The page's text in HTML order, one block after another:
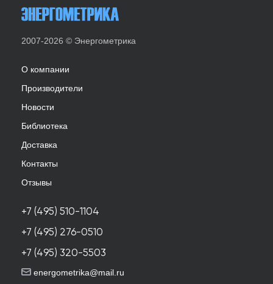
2007-2026 © Энергометрика
О компании
Производители
Новости
Библиотека
Доставка
Контакты
Отзывы
+7 (495) 510-1104
+7 (495) 276-0510
+7 (495) 320-5503
energometrika@mail.ru